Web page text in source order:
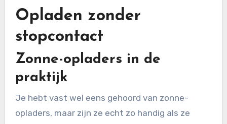
Opladen zonder
stopcontact
Zonne-opladers in de
praktijk
Je hebt vast wel eens gehoord van zonne-
opladers, maar zijn ze echt zo handig als ze